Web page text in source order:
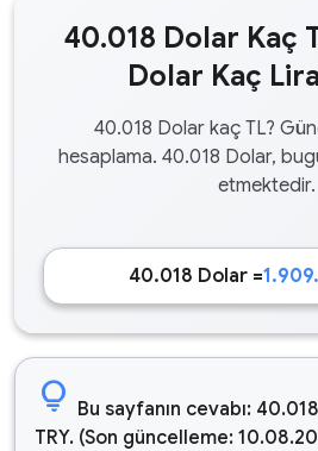
40.018 Dolar Kaç
Dolar Kaç
40.018 Dolar kaç TL?
hesaplama. 40.018 Dolar,
etmektedir.
40.018 Dolar =
lightbulb Bu sayfanın cevabı:
TRY. (Son güncelleme: